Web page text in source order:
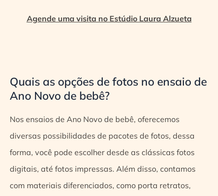
Agende uma visita no Estúdio Laura Alzueta
Quais as opções de fotos no ensaio de
Ano Novo de bebê?
Nos ensaios de Ano Novo de bebê, oferecemos
diversas possibilidades de pacotes de fotos, dessa
forma, você pode escolher desde as clássicas fotos
digitais, até fotos impressas. Além disso, contamos
com materiais diferenciados, como porta retratos,